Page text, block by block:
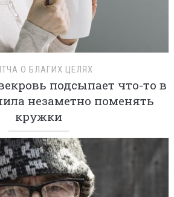
О БЛАГИХ ЦЕЛЯХ
подсыпает что-то в
незаметно поменять
кружки